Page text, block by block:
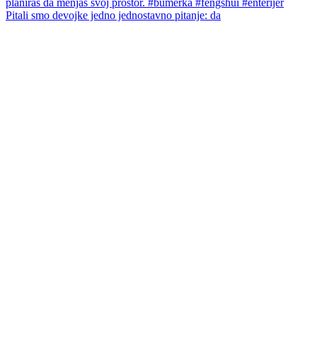
Pitali smo devojke jedno jednostavno pitanje: da